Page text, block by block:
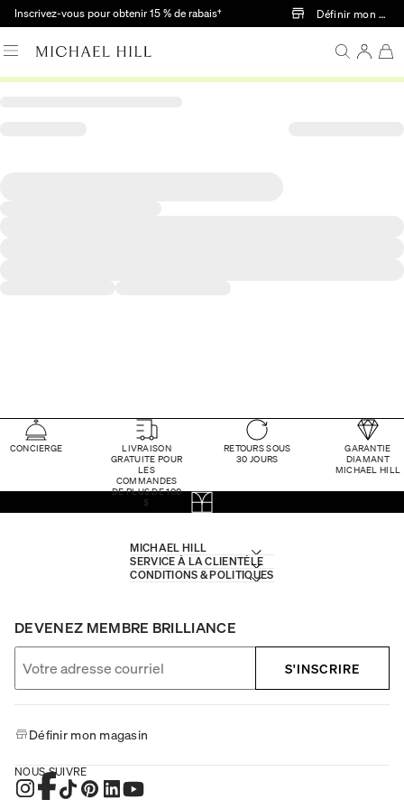
Passer au contenu principal
Inscrivez-vous pour obtenir 15 % de rabais† Définir mon
CONCIERGE
LIVRAISON
GRATUITE POUR
LES
COMMANDES
DE PLUS DE 100
$
RETOURS SOUS
30 JOURS
GARANTIE
DIAMANT
MICHAEL HILL
MICHAEL HILL
SERVICE À LA CLIENTÈLE
CONDITIONS & POLITIQUES
DEVENEZ MEMBRE BRILLIANCE
S'INSCRIRE
Définir mon magasin
NOUS SUIVRE